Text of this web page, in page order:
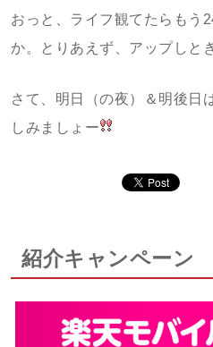
おっと、ライフ観てたらもう
か。とりあえず、アップしと
さて、明日（の夜）＆明後日
しみましょー
紹介キャンペーン